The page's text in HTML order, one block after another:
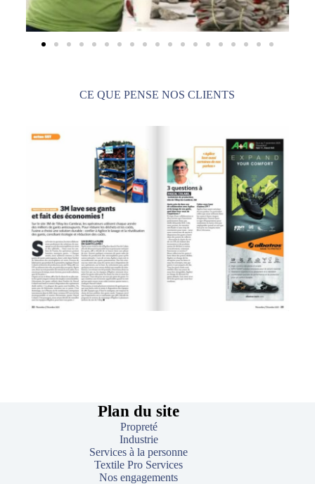
CE QUE PENSE NOS CLIENTS
Plan du site
Propreté
Industrie
Services à la personne
Textile Pro Services
Nos engagements